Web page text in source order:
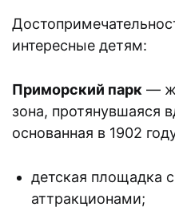
интересные детям:
Приморский парк —
зона, протянувшаяся
основанная в 1902
детская площадка
аттракционами;